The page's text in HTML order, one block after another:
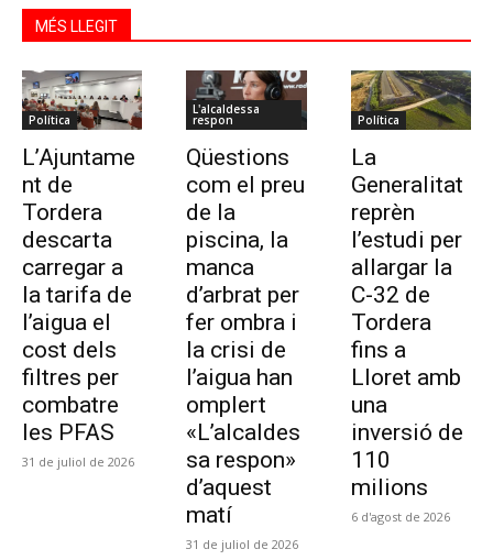
MÉS LLEGIT
Política
L’Ajuntame
nt de
Tordera
descarta
carregar a
la tarifa de
l’aigua el
cost dels
filtres per
combatre
les PFAS
31 de juliol de 2026
L'alcaldessa
respon
Qüestions
com el preu
de la
piscina, la
manca
d’arbrat per
fer ombra i
la crisi de
l’aigua han
omplert
«L’alcaldes
sa respon»
d’aquest
matí
31 de juliol de 2026
Política
La
Generalitat
reprèn
l’estudi per
allargar la
C-32 de
Tordera
fins a
Lloret amb
una
inversió de
110
milions
6 d'agost de 2026